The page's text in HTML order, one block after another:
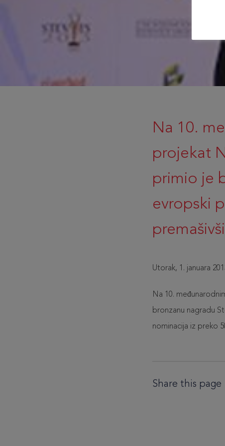
Na 10.
projekat
primio je
evropski
Utorak, 1. januara
Na 10.
bronzanu nagradu
nominacija iz preko
Share this page